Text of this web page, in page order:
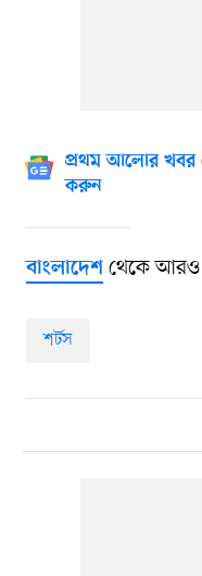
প্রথম আলোর খবর
করুন
বাংলাদেশথেকে
শর্টস